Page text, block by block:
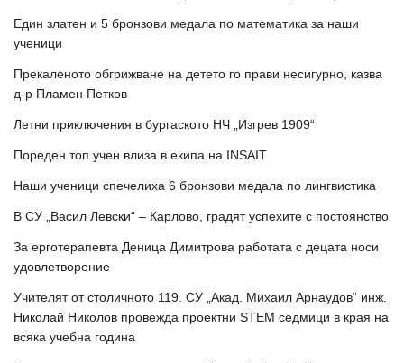
Един златен и 5 бронзови медала по математика за наши
ученици
Прекаленото обгрижване на детето го прави несигурно, казва
д-р Пламен Петков
Летни приключения в бургаското НЧ „Изгрев 1909“
Пореден топ учен влиза в екипа на INSAIT
Наши ученици спечелиха 6 бронзови медала по лингвистика
В СУ „Васил Левски“ – Карлово, градят успехите с постоянство
За ерготерапевта Деница Димитрова работата с децата носи
удовлетворение
Учителят от столичното 119. СУ „Акад. Михаил Арнаудов“ инж.
Николай Николов провежда проектни STEM седмици в края на
всяка учебна година